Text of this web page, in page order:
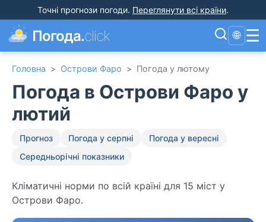
Точні прогнози погоди. Переглянути всі країни.
Погода.click 🌐 ☰
Головна > Острови Фаро > Погода у лютому
Погода в Острови Фаро у
лютий
Прогноз Погода у серпні
Погода у вересні
Середньорічні показники
Кліматичні норми по всій країні для 15 міст у
Острови Фаро.